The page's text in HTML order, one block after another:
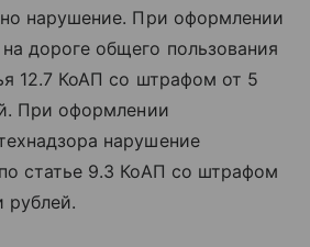
нарушение. При оформлении
дороге общего пользования
12.7 КоАП со штрафом от 5
При оформлении
нарушение
статье 9.3 КоАП со штрафом
рублей.